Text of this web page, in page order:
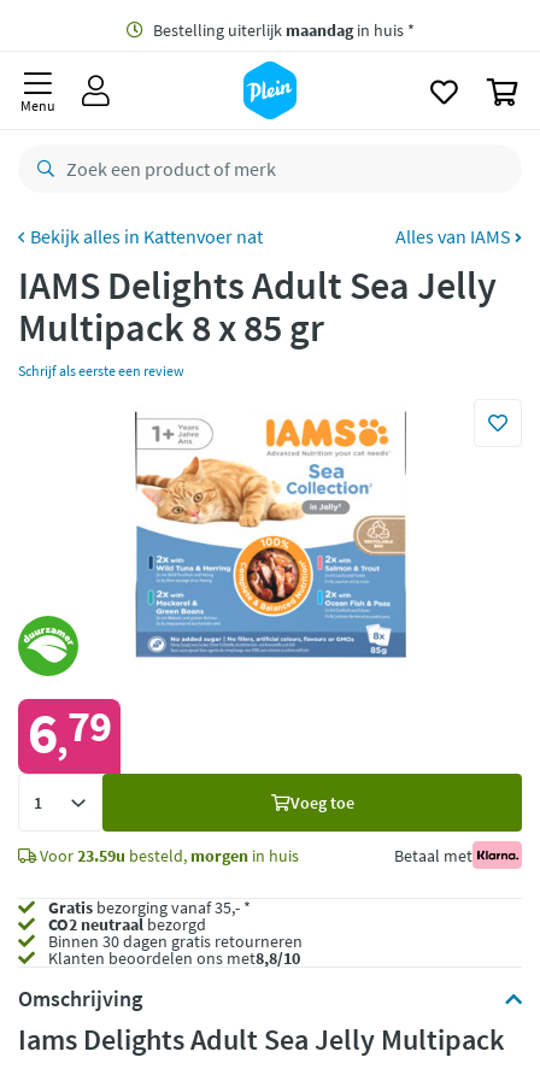
Gratis bezorging vanaf 35,- *
Bestelling uiterlijkmaandag
retourneren
CO2 neutraal
Betaal met Klarna
Menu
Kattenvoer nat Alles van IAMS
IAMS Delights Adult Sea Jelly
Multipack 8 x 85 gr
Schrijf als eerste een review
6,79
Voeg toe
Voor23.59u besteld, morgen in huis Betaal met
Gratis bezorging vanaf 35,- *
CO2 neutraalbezorgd
Binnen 30 dagen gratis retourneren
Klanten beoordelen ons met8,8/10
Omschrijving
Iams Delights Adult Sea Jelly Multipack